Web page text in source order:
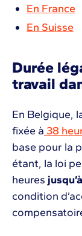
En France
En Suisse
Durée
travail
En Belgique,
fixée à 38
base pour la
étant, la loi
heures
condition